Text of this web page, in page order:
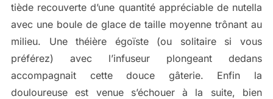
tiède recouverte d’une quantité appréciable de nutella
avec une boule de glace de taille moyenne trônant au
milieu. Une théière égoïste (ou solitaire si vous
préférez) avec l’infuseur plongeant dedans
accompagnait cette douce gâterie. Enfin la
douloureuse est venue s’échouer à la suite, bien